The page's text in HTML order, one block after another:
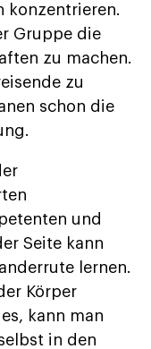
konzentrieren.
Gruppe die
zu machen.
zu
schon die
und
Seite kann
lernen.
Körper
kann man
in den